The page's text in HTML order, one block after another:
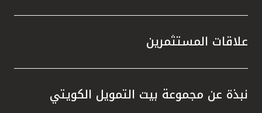
علاقات المستثمرين
نبذة عن مجموعة بيت التمويل الكويتي